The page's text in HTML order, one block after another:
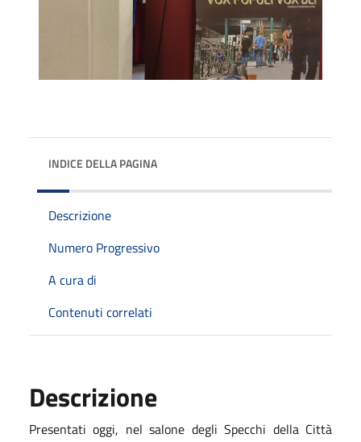
INDICE DELLA PAGINA
Descrizione
Numero Progressivo
A cura di
Contenuti correlati
Descrizione
Presentati oggi, nel salone degli Specchi della Città